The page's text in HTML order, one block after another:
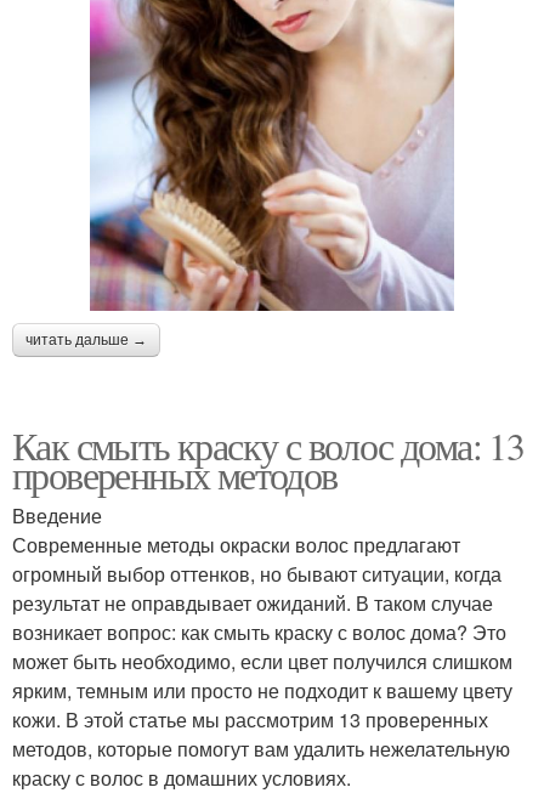
читать дальше →
Как смыть краску с волос дома: 13
проверенных методов
Введение
Современные методы окраски волос предлагают
огромный выбор оттенков, но бывают ситуации, когда
результат не оправдывает ожиданий. В таком случае
возникает вопрос: как смыть краску с волос дома? Это
может быть необходимо, если цвет получился слишком
ярким, темным или просто не подходит к вашему цвету
кожи. В этой статье мы рассмотрим 13 проверенных
методов, которые помогут вам удалить нежелательную
краску с волос в домашних условиях.